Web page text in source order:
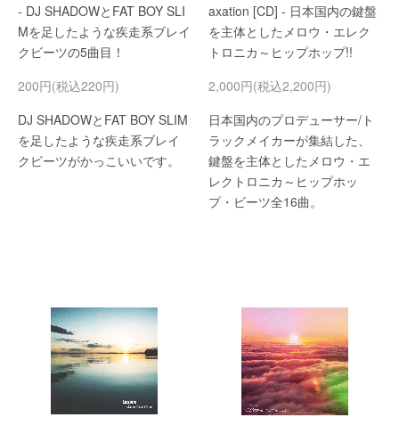
- DJ SHADOWとFAT BOY SLI
Mを足したような疾走系ブレイ
クビーツの5曲目！
200円(税込220円)
DJ SHADOWとFAT BOY SLIM
を足したような疾走系ブレイ
クビーツがかっこいいです。
axation [CD] - 日本国内の鍵盤
を主体としたメロウ・エレク
トロニカ～ヒップホップ!!
2,000円(税込2,200円)
日本国内のプロデューサー/ト
ラックメイカーが集結した、
鍵盤を主体としたメロウ・エ
レクトロニカ～ヒップホッ
プ・ビーツ全16曲。